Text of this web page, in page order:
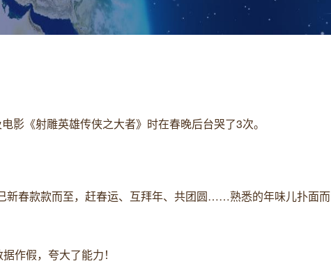
影《射雕英雄传侠之大者》时在春晚后台哭了3次。
新春款款而至，赶春运、互拜年、共团圆……熟悉的年味儿扑面而
作假，夸大了能力！